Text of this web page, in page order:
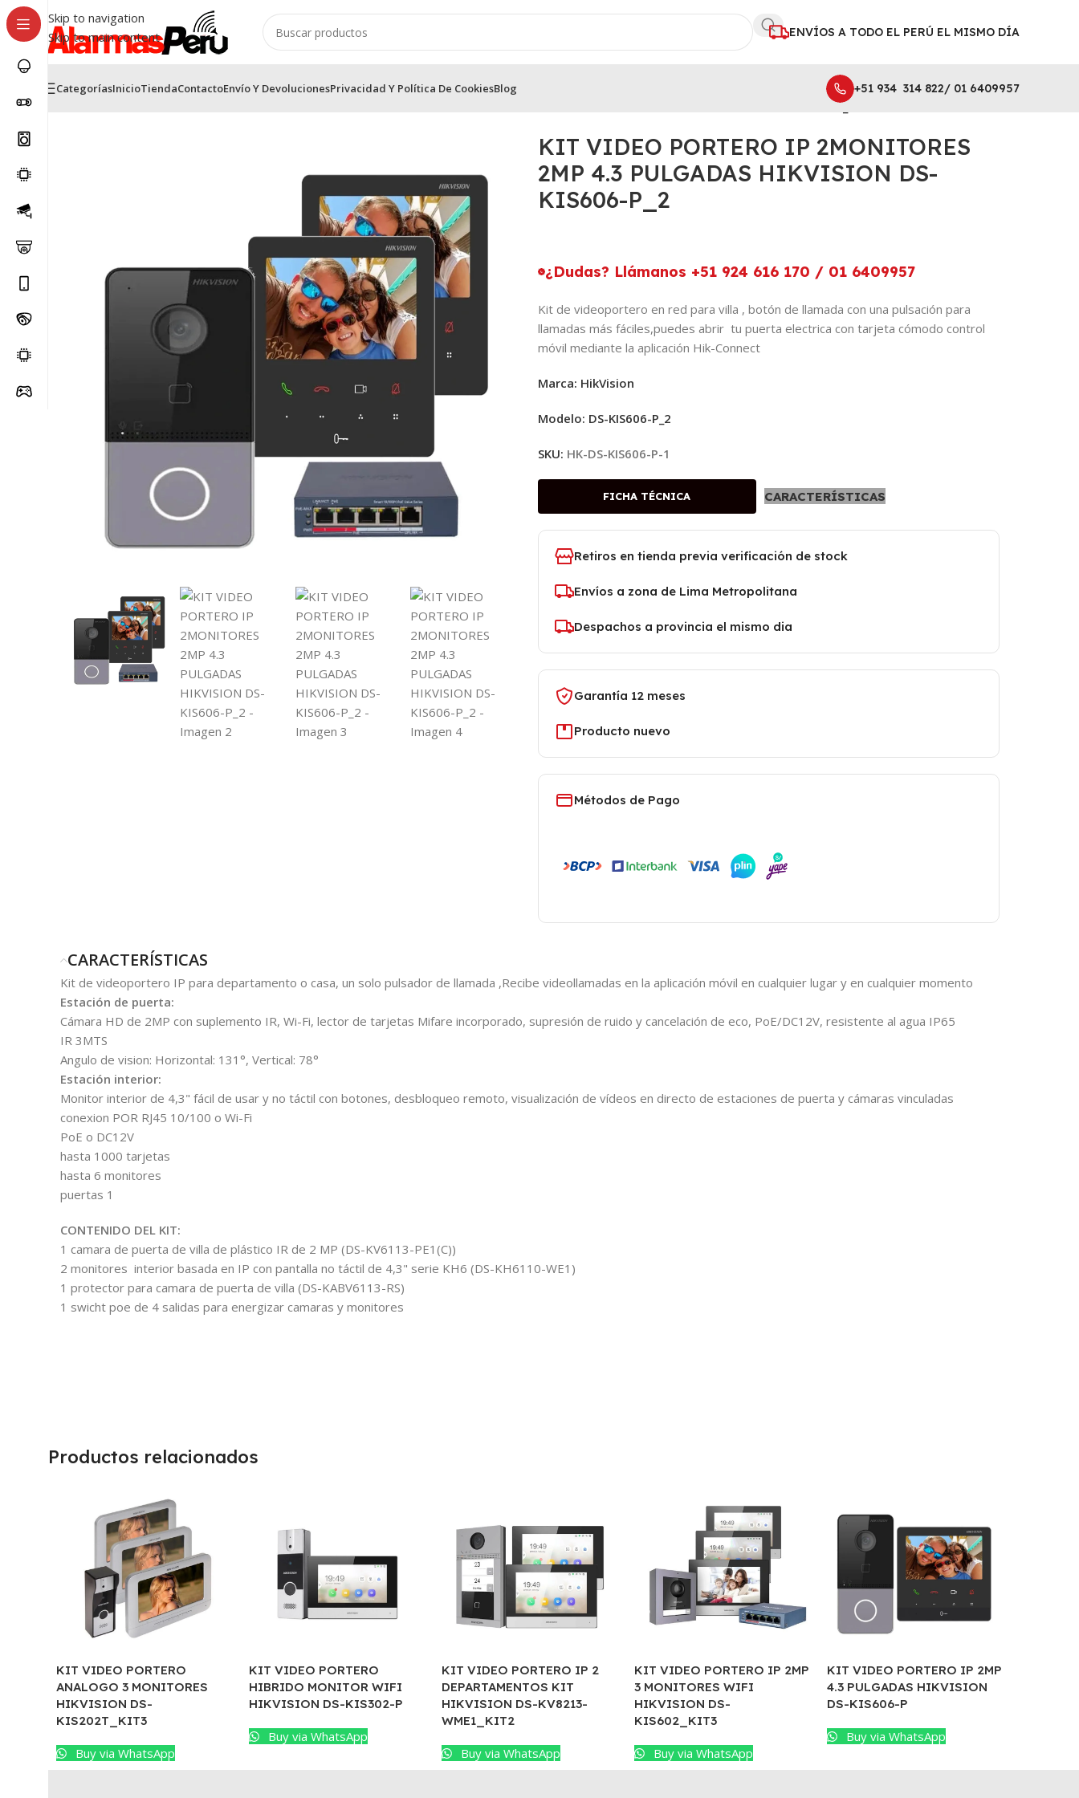
Skip to navigation
Skip to main content
ENVÍOS A TODO EL PERÚ EL MISMO DÍA
CategoríasInicioTiendaContactoEnvío Y DevolucionesPrivacidad Y Política De CookiesBlog +51 934 314 822/ 01 6409957
KIT VIDEO PORTERO IP 2MONITORES 2MP 4.3 PULGADAS HIKVISION DS-KIS606-P_2
KIT VIDEO PORTERO IP 2MONITORES
2MP 4.3 PULGADAS HIKVISION DS-
KIS606-P_2
¿Dudas? Llámanos +51 924 616 170 / 01 6409957
Kit de videoportero en red para villa , botón de llamada con una pulsación para
llamadas más fáciles,puedes abrir tu puerta electrica con tarjeta cómodo control
móvil mediante la aplicación Hik-Connect
Marca: HikVision
Modelo: DS-KIS606-P_2
SKU: HK-DS-KIS606-P-1
FICHA TÉCNICA CARACTERÍSTICAS
Retiros en tienda previa verificación de stock
Envíos a zona de Lima Metropolitana
Despachos a provincia el mismo dia
Garantía 12 meses
Producto nuevo
Métodos de Pago
CARACTERÍSTICAS
Kit de videoportero IP para departamento o casa, un solo pulsador de llamada ,Recibe videollamadas en la aplicación móvil en cualquier lugar y en cualquier momento
Estación de puerta:
Cámara HD de 2MP con suplemento IR, Wi-Fi, lector de tarjetas Mifare incorporado, supresión de ruido y cancelación de eco, PoE/DC12V, resistente al agua IP65
IR 3MTS
Angulo de vision: Horizontal: 131°, Vertical: 78°
Estación interior:
Monitor interior de 4,3" fácil de usar y no táctil con botones, desbloqueo remoto, visualización de vídeos en directo de estaciones de puerta y cámaras vinculadas
conexion POR RJ45 10/100 o Wi-Fi
PoE o DC12V
hasta 1000 tarjetas
hasta 6 monitores
puertas 1
CONTENIDO DEL KIT:
1 camara de puerta de villa de plástico IR de 2 MP (DS-KV6113-PE1(C))
2 monitores interior basada en IP con pantalla no táctil de 4,3" serie KH6 (DS-KH6110-WE1)
1 protector para camara de puerta de villa (DS-KABV6113-RS)
1 swicht poe de 4 salidas para energizar camaras y monitores
Productos relacionados
KIT VIDEO PORTERO
ANALOGO 3 MONITORES
HIKVISION DS-
KIS202T_KIT3
Buy via WhatsApp
KIT VIDEO PORTERO
HIBRIDO MONITOR WIFI
HIKVISION DS-KIS302-P
Buy via WhatsApp
KIT VIDEO PORTERO IP 2
DEPARTAMENTOS KIT
HIKVISION DS-KV8213-
WME1_KIT2
Buy via WhatsApp
KIT VIDEO PORTERO IP 2MP
3 MONITORES WIFI
HIKVISION DS-
KIS602_KIT3
Buy via WhatsApp
KIT VIDEO PORTERO IP 2MP
4.3 PULGADAS HIKVISION
DS-KIS606-P
Buy via WhatsApp